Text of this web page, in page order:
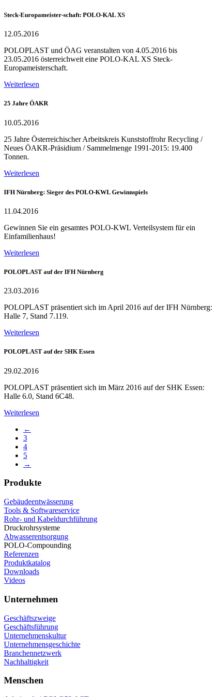
Steck-Europameister-schaft: POLO-KAL XS
12.05.2016
POLOPLAST und ÖAG veranstalten von 4.05.2016 bis
23.05.2016 österreichweit eine POLO-KAL XS Steck-
Europameisterschaft.
Weiterlesen
25 Jahre ÖAKR
10.05.2016
25 Jahre Österreichischer Arbeitskreis Kunststoffrohr Recycling /
Neues ÖAKR-Präsidium / Sammelmenge 1991-2015: 19.400
Tonnen.
Weiterlesen
IFH Nürnberg: Sieger des POLO-KWL Gewinnspiels
11.04.2016
Gewinnen Sie ein gesamtes POLO-KWL Verteilsystem für ein
Einfamilienhaus!
Weiterlesen
POLOPLAST auf der IFH Nürnberg
23.03.2016
POLOPLAST präsentiert sich im April 2016 auf der IFH Nürnberg:
Halle 7, Stand 7.119.
Weiterlesen
POLOPLAST auf der SHK Essen
29.02.2016
POLOPLAST präsentiert sich im März 2016 auf der SHK Essen:
Halle 6.0, Stand 6C48.
Weiterlesen
←
3
4
5
→
Produkte
Gebäudeentwässerung
Tools & Softwareservice
Rohr- und Kabeldurchführung
Druckrohrsysteme
Abwasserentsorgung
POLO-Compounding
Referenzen
Produktkatalog
Downloads
Videos
Unternehmen
Geschäftszweige
Geschäftsführung
Unternehmenskultur
Unternehmensgeschichte
Branchennetzwerk
Nachhaltigkeit
Menschen